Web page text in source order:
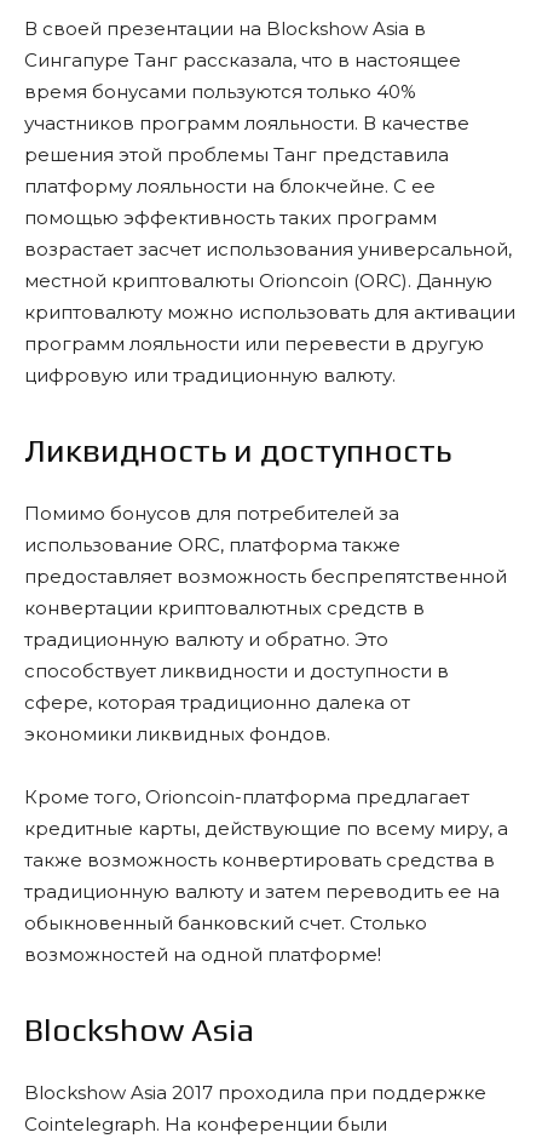
В своей презентации на Blockshow Asia в
Сингапуре Танг рассказала, что в настоящее
время бонусами пользуются только 40%
участников программ лояльности. В качестве
решения этой проблемы Танг представила
платформу лояльности на блокчейне. С ее
помощью эффективность таких программ
возрастает засчет использования универсальной,
местной криптовалюты Orioncoin (ORC). Данную
криптовалюту можно использовать для активации
программ лояльности или перевести в другую
цифровую или традиционную валюту.
Ликвидность и доступность
Помимо бонусов для потребителей за
использование ORC, платформа также
предоставляет возможность беспрепятственной
конвертации криптовалютных средств в
традиционную валюту и обратно. Это
способствует ликвидности и доступности в
сфере, которая традиционно далека от
экономики ликвидных фондов.
Кроме того, Orioncoin-платформа предлагает
кредитные карты, действующие по всему миру, а
также возможность конвертировать средства в
традиционную валюту и затем переводить ее на
обыкновенный банковский счет. Столько
возможностей на одной платформе!
Blockshow Asia
Blockshow Asia 2017 проходила при поддержке
Cointelegraph. На конференции были